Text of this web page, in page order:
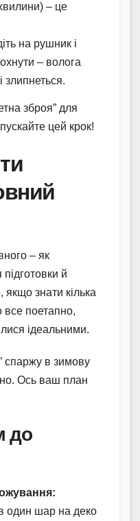
– це
на рушник і
– волога
злипнеться.
зброя” для
цей крок!
– як
й
знати кілька
поетапно,
ідеальними.
спаржу в зимову
Ось ваш план
до
один шар на деко